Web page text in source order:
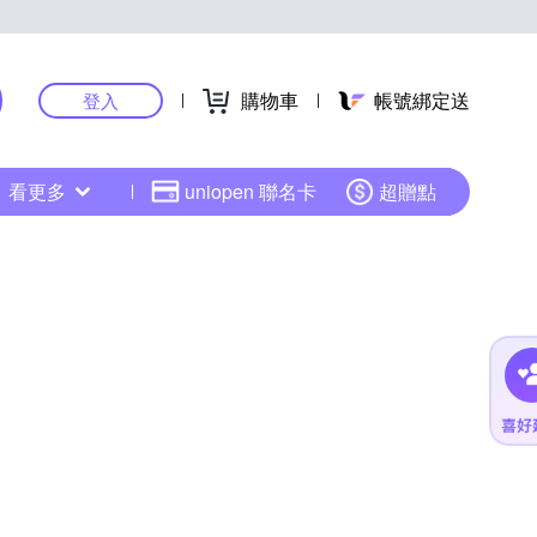
登入 購物車 帳號綁定送
看更多 uniopen 聯名卡 超贈點